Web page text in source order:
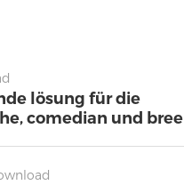
lösung für die
comedian und bree